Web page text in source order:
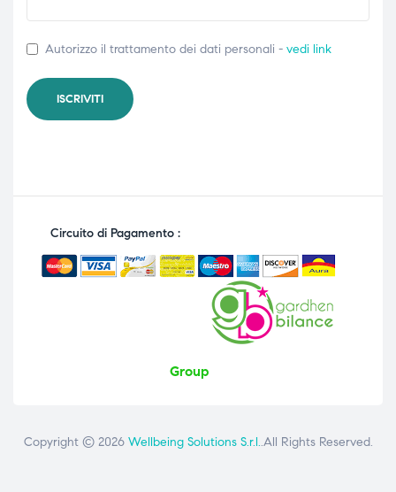
Autorizzo il trattamento dei dati personali - vedi link
Circuito di Pagamento :
Group
Copyright © 2026 Wellbeing Solutions S.r.l..All Rights Reserved.